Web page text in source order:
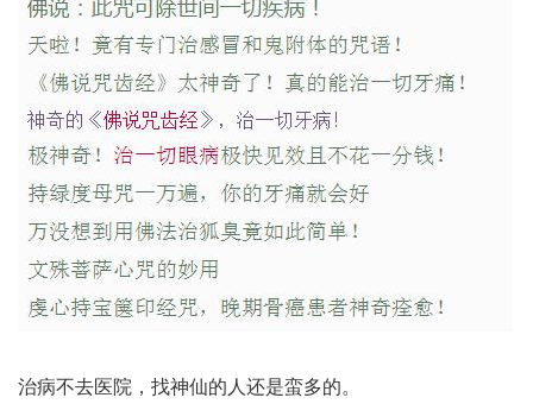
治病不去医院，找神仙的人还是蛮多的。